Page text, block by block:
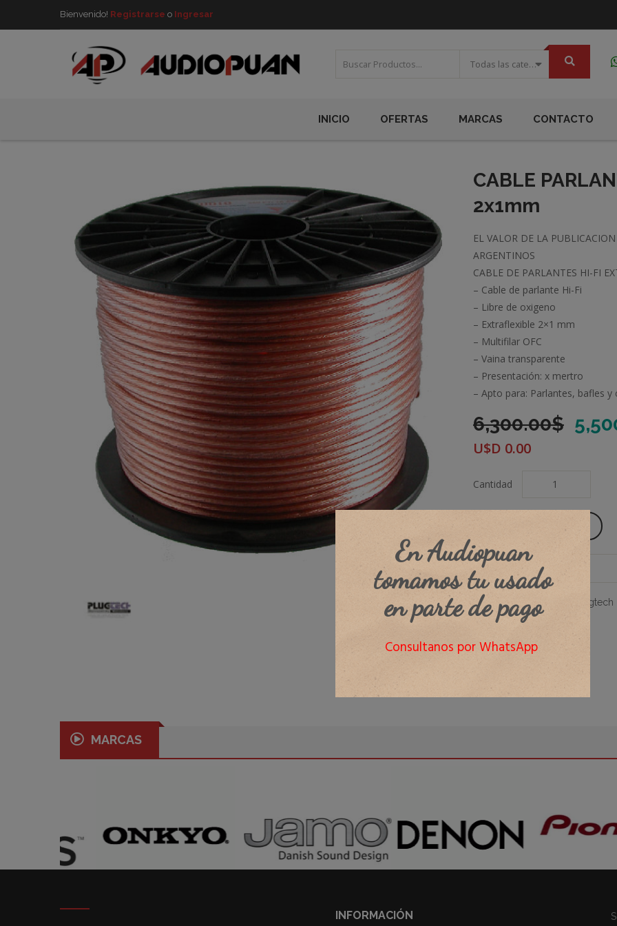
Bienvenido! Registrarse o Ingresar
Todas las categorias
INICIO OFERTAS MARCAS CONTACTO
CABLE
2x1mm
EL VALOR DE LA
ARGENTINOS
CABLE DE PARLANTES HI-FI
– Cable de parlante Hi-Fi
– Libre de oxigeno
– Extraflexible 2×1 mm
– Multifilar OFC
– Vaina transparente
– Presentación: x mertro
– Apto para: Parlantes, bafles y
6,300.00$ El
U$D 0.00
Cantidad
Categories: Para Bafle Plugtech
MARCAS
INFORMACIÓN
En Audiopuan
tomamos tu usado
en parte de pago
Consultanos por WhatsApp